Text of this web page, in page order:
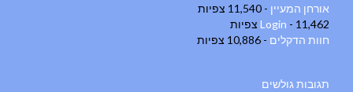
אורחן המעיין - 11,540 צפיות
Login - 11,462 צפיות
חוות הדקלים - 10,886 צפיות
תגובות גולשים